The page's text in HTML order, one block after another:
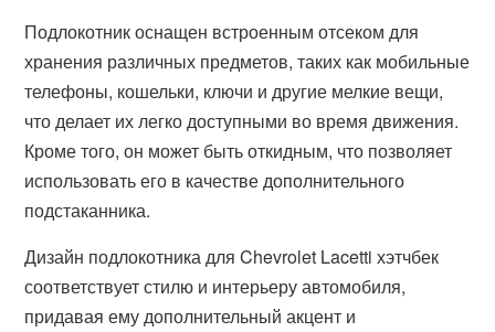
Подлокотник оснащен встроенным отсеком для
хранения различных предметов, таких как мобильные
телефоны, кошельки, ключи и другие мелкие вещи,
что делает их легко доступными во время движения.
Кроме того, он может быть откидным, что позволяет
использовать его в качестве дополнительного
подстаканника.
Дизайн подлокотника для Chevrolet Lacetti хэтчбек
соответствует стилю и интерьеру автомобиля,
придавая ему дополнительный акцент и